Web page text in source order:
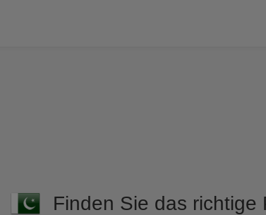
Finden Sie das richtige